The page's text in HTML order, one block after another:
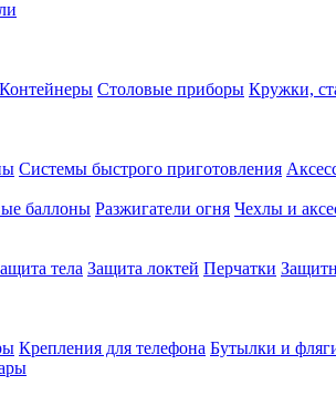
Контейнеры Столовые приборы Кружки,
Системы быстрого приготовления
баллоны Разжигатели огня Чехлы и
тела Защита локтей Перчатки
Крепления для телефона Бутылки и